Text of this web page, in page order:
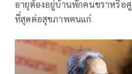
อายุต้องอยู่บ้านพักคนชราหรือ
ที่สุดต่อสุขภาพคนแก่